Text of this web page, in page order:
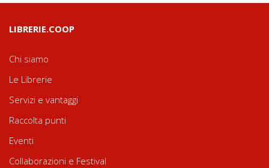
LIBRERIE.COOP
Chi siamo
Le Librerie
Servizi e vantaggi
Raccolta punti
Eventi
Collaborazioni e Festival